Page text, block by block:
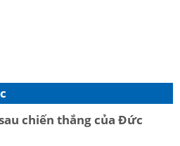
chiến thắng của Đức